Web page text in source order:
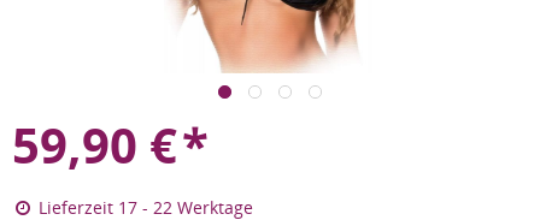
59,90 €*
Lieferzeit 17 - 22 Werktage